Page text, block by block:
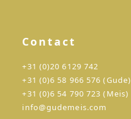
Contact
+31 (0)20 6129 742
+31 (0)6 58 966 576 (Gude)
+31 (0)6 54 790 723 (Meis)
info@gudemeis.com